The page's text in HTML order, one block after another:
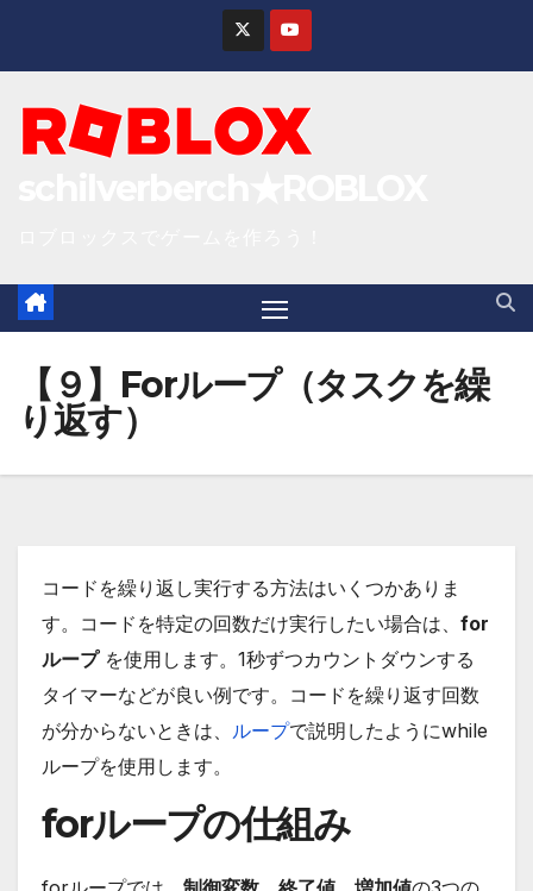
t
【９】Forループ（タスクを繰
り返す）
コードを繰り返し実行する方法はいくつかありま
す。コードを特定の回数だけ実行したい場合は、 for
ループを使用します。1秒ずつカウントダウンする
タイマーなどが良い例です。コードを繰り返す回数
が分からないときは、 ループで説明したようにwhile
ループを使用します。
forループの仕組み